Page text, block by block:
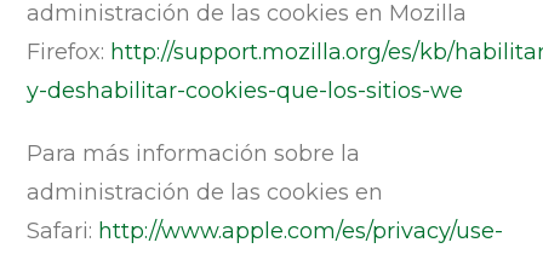
administración de las cookies en Mozilla
Firefox: http://support.mozilla.org/es/kb/
y-deshabilitar-cookies-que-los-sitios-we
Para más información sobre la
administración de las cookies en
Safari: http://www.apple.com/es/privacy/use-